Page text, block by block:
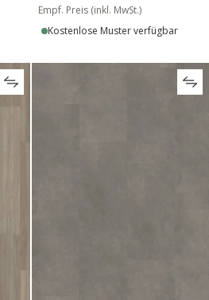
Empf. Preis (inkl. MwSt.)
Kostenlose Muster verfügbar